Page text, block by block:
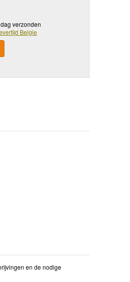
verzonden
Belgie
en de nodige